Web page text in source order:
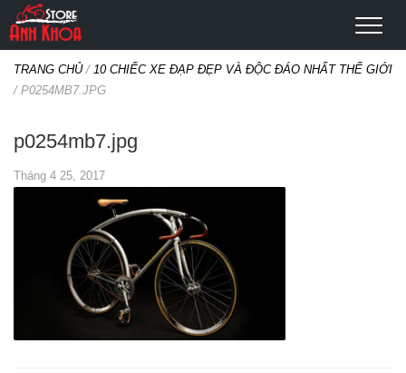
TRANG CHỦ/ 10 CHIẾC XE ĐẠP ĐẸP VÀ ĐỘC ĐÁO NHẤT THẾ GIỚI
/ P0254MB7.JPG
p0254mb7.jpg
Tháng 4 25, 2017